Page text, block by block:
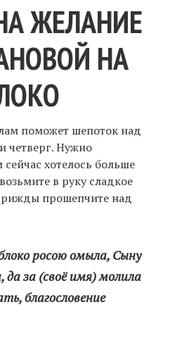
ЖЕЛАНИЕ
НА
поможет шепоток над
четверг. Нужно
хотелось больше
в руку сладкое
прошепчите над
росою омыла, Сыну
да за (своё имя) молила
благословение